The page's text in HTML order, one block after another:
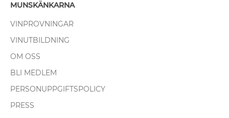
MUNSKÄNKARNA
VINPROVNINGAR
VINUTBILDNING
OM OSS
BLI MEDLEM
PERSONUPPGIFTSPOLICY
PRESS